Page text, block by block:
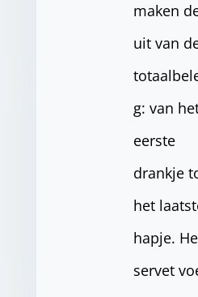
maken
uit van
g: van
eerste
drankje
het
hapje.
servet